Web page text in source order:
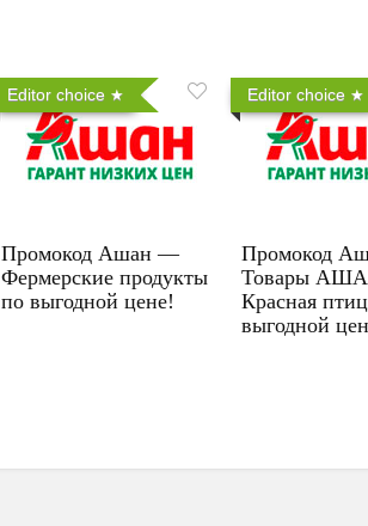
Editor choice
Промокод Ашан —
Фермерские продукты
по выгодной цене!
Editor choice
Промокод
Товары
Красная
выгодной